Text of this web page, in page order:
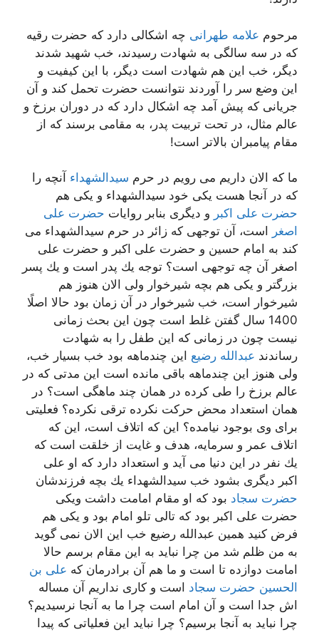
مرحوم علامه طهرانی چه اشكالی دارد كه حضرت رقیه
كه در سه سالگی به شهادت رسیدند، خب شهید شدند
دیگر، خب این هم شهادت است دیگر، با این كیفیت و
این وضع سر را آوردند نتوانست حضرت تحمل كند و آن
جریانی كه پیش آمد چه اشكال دارد كه در دوران برزخ و
عالم مثال، در تحت تربیت پدر، به مقامی برسند كه از
مقام پیامبران بالاتر است!
ما كه الان داریم می رویم در حرم سیدالشهداء آنچه را
كه در آنجا هست یكی خود سیدالشهداء و یكی هم
حضرت علی اكبر و دیگری بنابر روایات حضرت علی
اصغر
است، آن توجهی كه زائر در حرم سیدالشهداء می
كند به امام حسین و حضرت علی اكبر و حضرت علی
اصغر آن چه توجهی است؟ توجه یك پدر است و یك پسر
بزرگتر و یكی هم بچه شیرخوار ولی الان هنوز هم
شیرخوار است، خب شیرخوار در آن زمان بود حالا اصلًا
1400 سال گفتن غلط است چون این بحث زمانی
نیست چون در زمانی كه این طفل را به شهادت
رساندند عبدالله رضیع این چندماهه بود خب بسیار خب،
ولی هنوز این چندماهه باقی مانده است این مدتی كه در
عالم برزخ را طی كرده در همان چند ماهگی است؟ در
همان استعداد محض حركت نكرده ترقی نكرده؟ فعلیتی
برای وی بوجود نیامده؟ این كه اتلاف است، این كه
اتلاف عمر و سرمایه، هدف و غایت از خلقت است كه
یك نفر در این دنیا می آید و استعداد دارد كه او علی
اكبر دیگری بشود خب سیدالشهداء یك بچه فرزندشان
حضرت سجاد بود كه او مقام امامت داشت ویكی
حضرت علی اكبر بود كه تالی تلو امام بود و یكی هم
فرض كنید همین عبدالله رضیع خب این الان نمی گوید
به من ظلم شد من چرا نباید به این مقام برسم حالا
امامت دوازده تا است و ما هم آن برادرمان كه علی بن
الحسین حضرت سجاد است و كاری نداریم آن مساله
اش جدا است و آن امام است چرا ما به آنجا نرسیدیم؟
چرا نباید به آنجا برسیم؟ چرا نباید این فعلیاتی كه پیدا